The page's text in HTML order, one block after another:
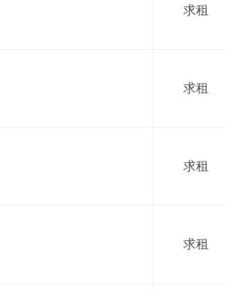
求租
求租
求租
求租